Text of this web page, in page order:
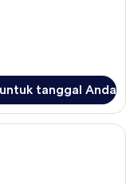
tanggal Anda